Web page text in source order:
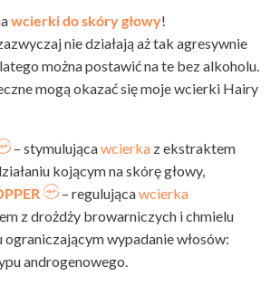
wcierki do skóry głowy!
nie działają aż tak agresywnie
można postawić na te bez alkoholu.
mogą okazać się moje wcierki Hairy
– stymulującawcierkaz ekstraktem
kojącym na skórę głowy,
– regulującawcierka
z drożdży browarniczych i chmielu
ograniczającym wypadanie włosów:
androgenowego.